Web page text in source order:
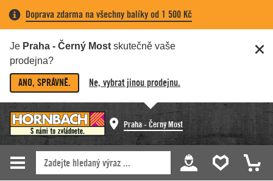
Doprava zdarma na všechny balíky od 1 500 Kč
Je Praha - Černý Most skutečně vaše
prodejna?
ANO, SPRÁVNĚ. Ne, vybrat jinou prodejnu.
Praha - Černý Most